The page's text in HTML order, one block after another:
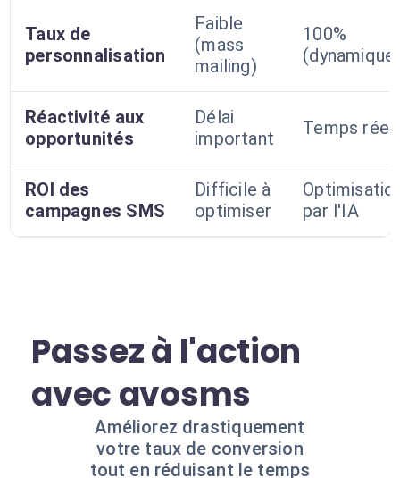
Taux de
personnalisation
Faible
(mass
mailing)
100%
Réactivité aux
opportunités
Délai
important
Temps réel
ROI des
campagnes SMS
Difficile à
optimiser
par l'IA
Passez à l'action
avec avosms
Améliorez drastiquement
votre taux de conversion
tout en réduisant le temps